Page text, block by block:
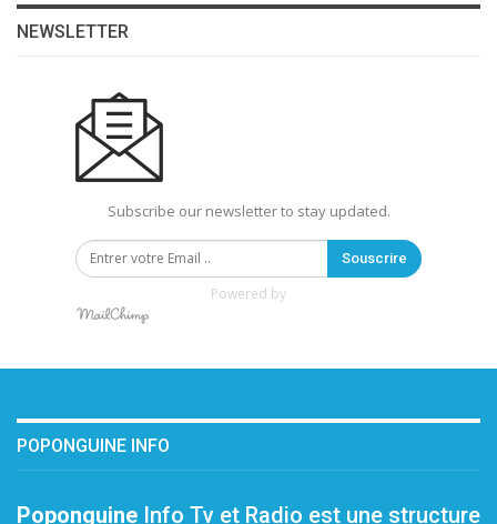
NEWSLETTER
Subscribe our newsletter to stay updated.
Souscrire
Powered by
POPONGUINE INFO
Poponguine Info Tv et Radio est une structure